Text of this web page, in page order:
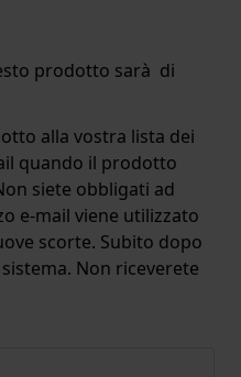
prodotto sarà di
alla vostra lista dei
quando il prodotto
siete obbligati ad
e-mail viene utilizzato
scorte. Subito dopo
Non riceverete